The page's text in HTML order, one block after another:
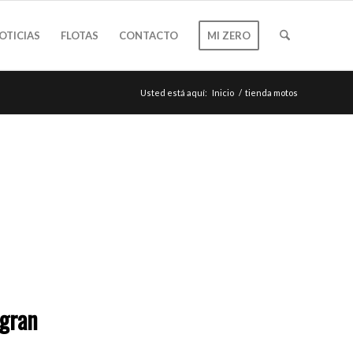
FLOTAS CONTACTO MI ZERO
Usted está aquí: Inicio / tienda motos